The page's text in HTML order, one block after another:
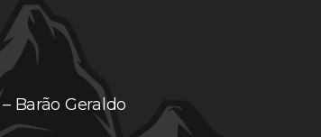
Barão Geraldo